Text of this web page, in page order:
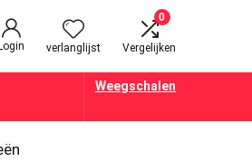
verlanglijst
0
Vergelijken
Weegschalen